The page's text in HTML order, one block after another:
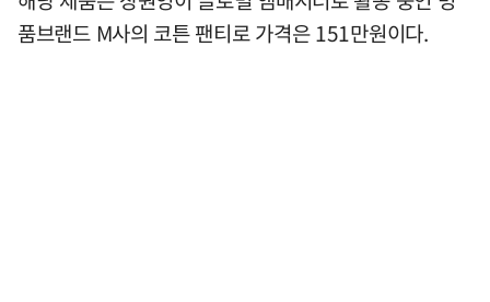
품브랜드 M사의 코튼 팬티로 가격은 151만원이다.